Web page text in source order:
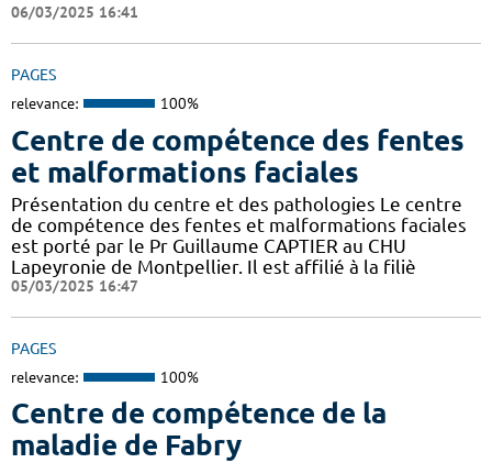
06/03/2025 16:41
PAGES
relevance: 100%
Centre de compétence des fentes
et malformations faciales
Présentation du centre et des pathologies Le centre
de compétence des fentes et malformations faciales
est porté par le Pr Guillaume CAPTIER au CHU
Lapeyronie de Montpellier. Il est affilié à la filiè
05/03/2025 16:47
PAGES
relevance: 100%
Centre de compétence de la
maladie de Fabry